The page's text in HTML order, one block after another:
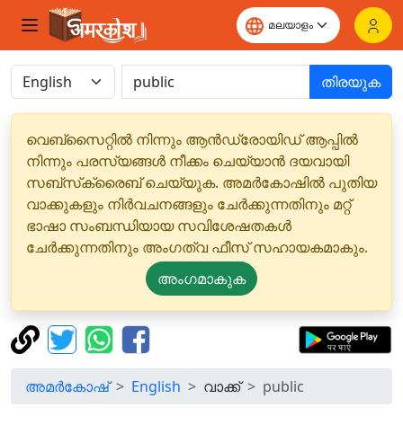
തിരയുക
വെബ്‌സൈറ്റിൽ നിന്നും ആൻഡ്രോയിഡ് ആപ്പിൽ
നിന്നും പരസ്യങ്ങൾ നീക്കം ചെയ്യാൻ ദയവായി
സബ്‌സ്‌ക്രൈബ് ചെയ്യുക. അമർകോഷിൽ പുതിയ
വാക്കുകളും നിർവചനങ്ങളും ചേർക്കുന്നതിനും മറ്റ്
ഭാഷാ സംബന്ധിയായ സവിശേഷതകൾ
ചേർക്കുന്നതിനും അംഗത്വ ഫീസ് സഹായകമാകും.
അംഗമാകുക
അമർകോഷ് English വാക്ക് public